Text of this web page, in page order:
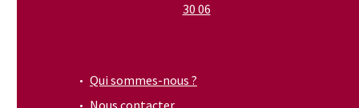
30 06
Qui sommes-nous ?